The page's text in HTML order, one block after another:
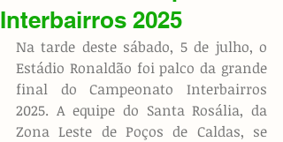
Interbairros 2025
Na tarde deste sábado, 5 de julho, o
Estádio Ronaldão foi palco da grande
final do Campeonato Interbairros
2025. A equipe do Santa Rosália, da
Zona Leste de Poços de Caldas, se